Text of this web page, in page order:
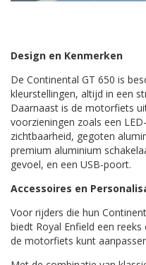
Design en Kenmerken
De Continental GT 650 is
kleurstellingen, altijd in een
Daarnaast is de motorfiets
voorzieningen zoals een
zichtbaarheid, gegoten
premium aluminium
gevoel, en een USB-poort.
Accessoires en
Voor rijders die hun
biedt Royal Enfield een
de motorfiets kunt